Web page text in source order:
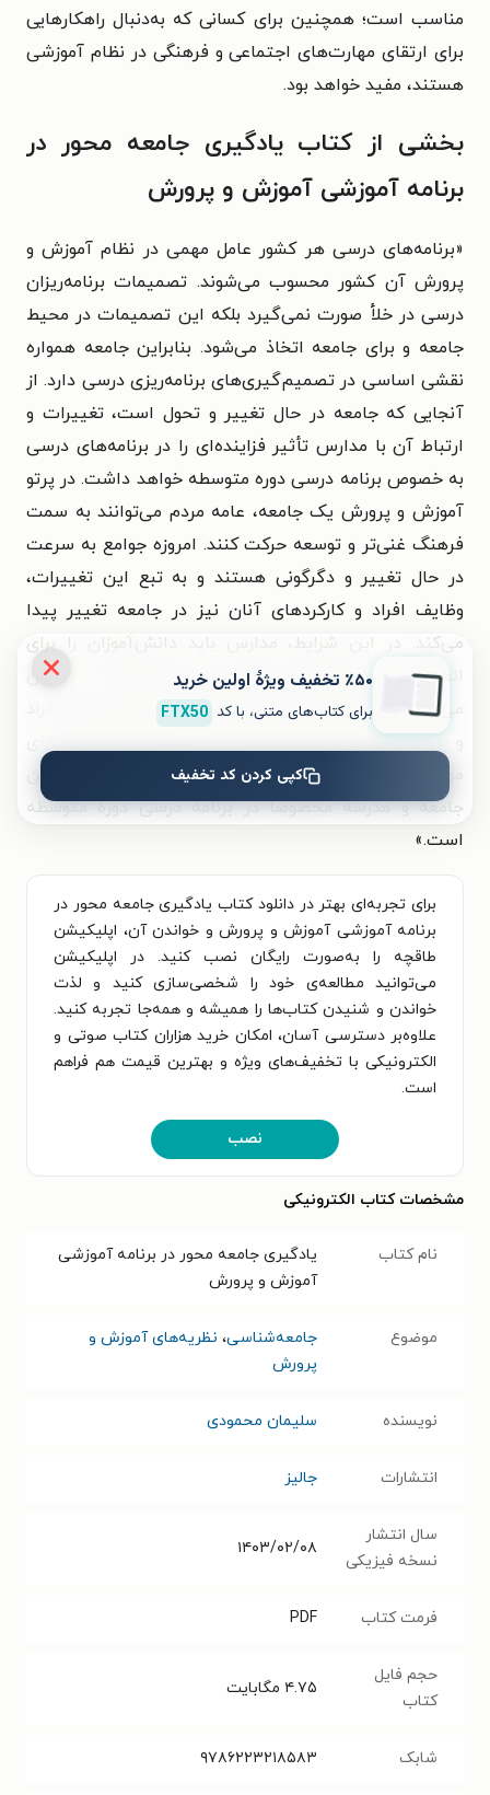
مناسب است؛ همچنین برای کسانی که به‌دنبال راهکارهایی
برای ارتقای مهارت‌های اجتماعی و فرهنگی در نظام آموزشی
هستند، مفید خواهد بود.
بخشی از کتاب یادگیری جامعه محور در
برنامه آموزشی آموزش و پرورش
«برنامه‌های درسی هر کشور عامل مهمی در نظام آموزش و
پرورش آن کشور محسوب می‌شوند. تصمیمات برنامه‌ریزان
درسی در خلأ صورت نمی‌گیرد بلکه این تصمیمات در محیط
جامعه و برای جامعه اتخاذ می‌شود. بنابراین جامعه همواره
نقشی اساسی در تصمیم‌گیری‌های برنامه‌ریزی درسی دارد. از
آنجایی که جامعه در حال تغییر و تحول است، تغییرات و
ارتباط آن با مدارس تأثیر فزاینده‌ای را در برنامه‌های درسی
به خصوص برنامه درسی دوره متوسطه خواهد داشت. در پرتو
آموزش و پرورش یک جامعه، عامه مردم می‌توانند به سمت
فرهنگ غنی‌تر و توسعه حرکت کنند. امروزه جوامع به سرعت
در حال تغییر و دگرگونی هستند و به تبع این تغییرات،
وظایف افراد و کارکردهای آنان نیز در جامعه تغییر پیدا
می‌کند. در این شرایط، مدارس باید دانش‌آموزان را برای
انطباق با این تحولات آماده کنند. آنچه که در این میان
می‌تواند نقش عمده‌ای در ایجاد سازگاری با تغییرات در افراد
مهارت‌های گوناگون داشته باشد، وجود رابطه متقابل بین
جامعه و مدرسه مخصوصاً در برنامه درسی دوره متوسطه
است.»
برای تجربه‌ای بهتر در دانلود کتاب یادگیری جامعه محور در
برنامه آموزشی آموزش و پرورش و خواندن آن، اپلیکیشن
طاقچه را به‌صورت رایگان نصب کنید. در اپلیکیشن
می‌توانید مطالعه‌ی خود را شخصی‌سازی کنید و لذت
خواندن و شنیدن کتاب‌ها را همیشه و همه‌جا تجربه کنید.
علاوه‌بر دسترسی آسان، امکان خرید هزاران کتاب صوتی و
الکترونیکی با تخفیف‌های ویژه و بهترین قیمت هم فراهم
است.
نصب
مشخصات کتاب الکترونیکی
نام کتاب
یادگیری جامعه محور در برنامه آموزشی
آموزش و پرورش
موضوع جامعه‌شناسی، نظریه‌های آموزش و
پرورش
نویسنده سلیمان محمودی
انتشارات جالیز
سال انتشار
نسخه فیزیکی
۱۴۰۳/۰۲/۰۸
فرمت کتاب PDF
حجم فایل
کتاب
۴.۷۵ مگابایت
شابک ۹۷۸۶۲۲۳۲۱۸۵۸۳
٪۵۰ تخفیف ویژۀ اولین خرید
برای کتاب‌های متنی، با کد FTX50
کپی کردن کد تخفیف